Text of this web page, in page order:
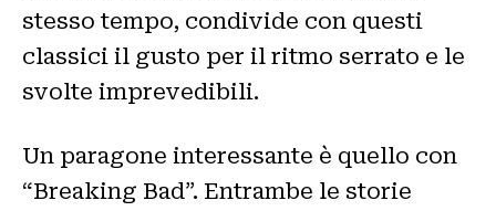
stesso tempo, condivide con questi
classici il gusto per il ritmo serrato e le
svolte imprevedibili.
Un paragone interessante è quello con
“Breaking Bad”. Entrambe le storie